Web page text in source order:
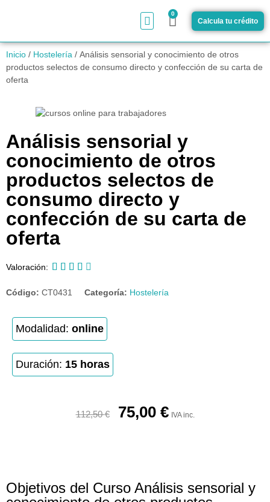
0
Calcula tu crédito
Inicio / Hostelería / Análisis sensorial y conocimiento de otros
productos selectos de consumo directo y confección de su carta de
oferta
Análisis sensorial y
conocimiento de otros
productos selectos de
consumo directo y
confección de su carta de
oferta
Valoración:     
Código: CT0431 Categoría: Hostelería
Modalidad: online
Duración: 15 horas
112,50€ 75,00 € IVA inc.
Objetivos del Curso Análisis sensorial y